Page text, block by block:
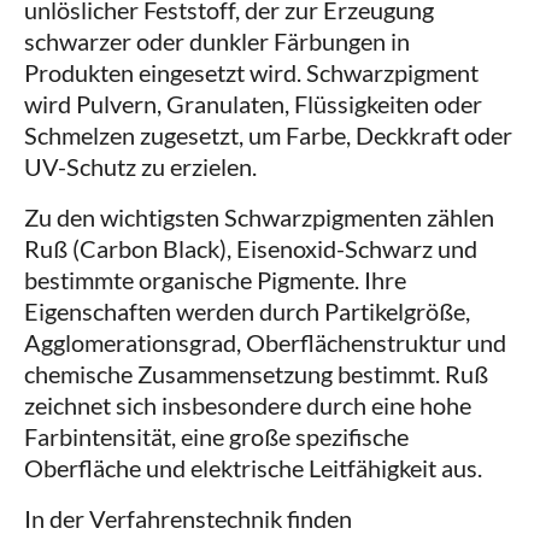
unlöslicher Feststoff, der zur Erzeugung
schwarzer oder dunkler Färbungen in
Produkten eingesetzt wird. Schwarzpigment
wird Pulvern, Granulaten, Flüssigkeiten oder
Schmelzen zugesetzt, um Farbe, Deckkraft oder
UV-Schutz zu erzielen.
Zu den wichtigsten Schwarzpigmenten zählen
Ruß (Carbon Black), Eisenoxid-Schwarz und
bestimmte organische Pigmente. Ihre
Eigenschaften werden durch Partikelgröße,
Agglomerationsgrad, Oberflächenstruktur und
chemische Zusammensetzung bestimmt. Ruß
zeichnet sich insbesondere durch eine hohe
Farbintensität, eine große spezifische
Oberfläche und elektrische Leitfähigkeit aus.
In der Verfahrenstechnik finden